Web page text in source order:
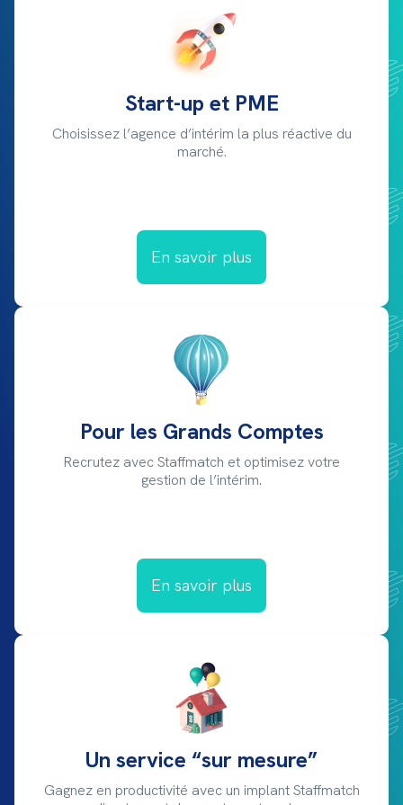
Start-up et PME
Choisissez l’agence d’intérim la plus réactive du
marché.
En savoir plus
Pour les Grands Comptes
Recrutez avec Staffmatch et optimisez votre
gestion de l’intérim.
En savoir plus
Un service “sur mesure”
Gagnez en productivité avec un implant Staffmatch